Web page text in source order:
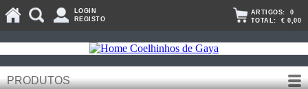
LOGIN
REGISTO
ARTIGOS: 0
TOTAL: € 0,00
PRODUTOS